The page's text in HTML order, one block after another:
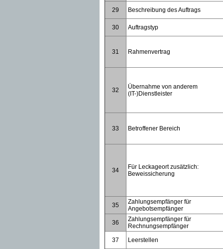
29 Beschreibung des Auftrags
30 Auftragstyp
31 Rahmenvertrag
32
Übernahme von anderem
(IT-)Dienstleister
33 Betroffener Bereich
34
Für Leckageort zusätzlich:
Beweissicherung
35
Zahlungsempfänger für
Angebotsempfänger
36
Zahlungsempfänger für
Rechnungsempfänger
37
Leerstellen